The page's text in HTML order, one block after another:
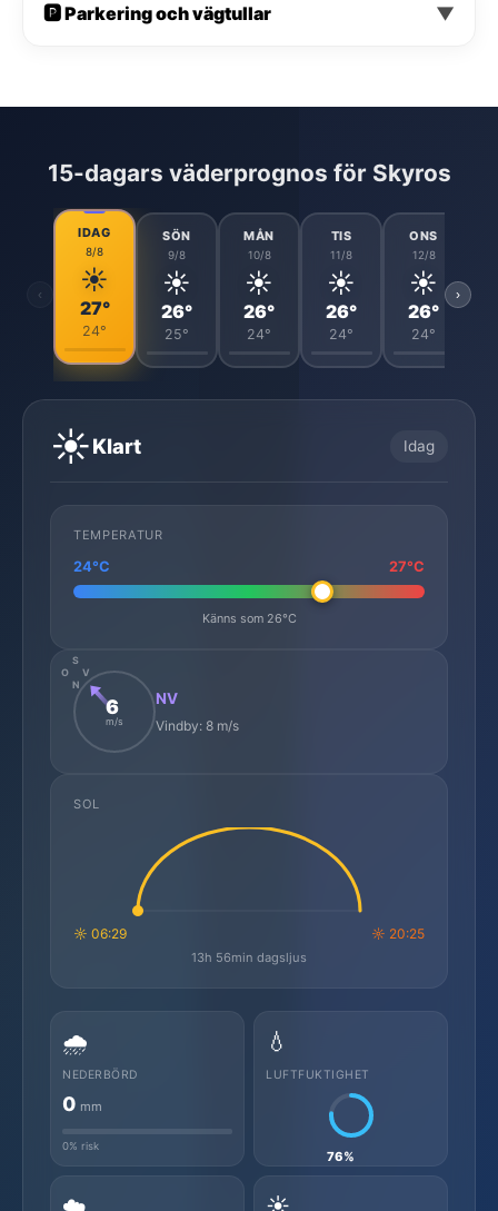
🅿️ Parkering och vägtullar ▼
15-dagars väderprognos för Skyros
‹
IDAG
8/8
☀️
27°
24°
SÖN
9/8
☀️
26°
25°
MÅN
10/8
☀️
26°
24°
TIS
11/8
☀️
26°
24°
ONS
12/8
☀️
26°
24°
›
☀️Klart Idag
TEMPERATUR
24°C 27°C
Känns som 26°C
N
S
O
V
6
m/s
NV
Vindby: 8 m/s
SOL
☼ 06:29 ☼ 20:25
13h 56min dagsljus
🌧️
NEDERBÖRD
0 mm
0% risk
💧
LUFTFUKTIGHET
76%